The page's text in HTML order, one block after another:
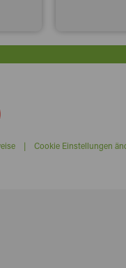
| Cookie Einstellungen